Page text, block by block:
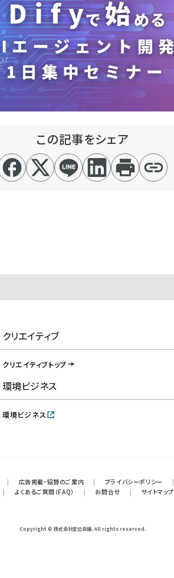
この記事をシェア
クリエイティブ
クリエイティブトップ
環境ビジネス
環境ビジネス
| 広告掲載・協賛のご案内 | プライバシーポリシー |
| よくあるご質問（FAQ） | お問合せ | サイトマップ
Copyright © 株式会社宣伝会議. All rights reserved.